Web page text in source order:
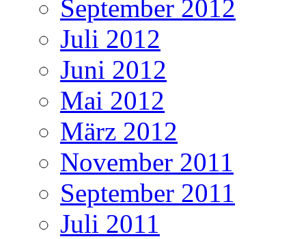
September 2012
Juli 2012
Juni 2012
Mai 2012
März 2012
November 2011
September 2011
Juli 2011